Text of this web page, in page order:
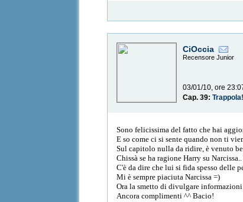
CiOccia
Recensore Junior
03/01/10, ore
Cap. 39:Trappola!
Sono felicissima del fatto che hai
E so come ci si sente quando non ti
Sul capitolo nulla da ridire, è venuto
Chissà se ha ragione Harry su
C'è da dire che lui si fida spesso delle
Mi è sempre piaciuta Narcissa =)
Ora la smetto di divulgare informazioni
Ancora complimenti ^^ Bacio!